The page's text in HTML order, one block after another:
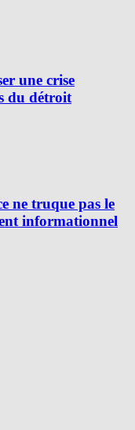
une crise
du détroit
ne truque pas le
informationnel